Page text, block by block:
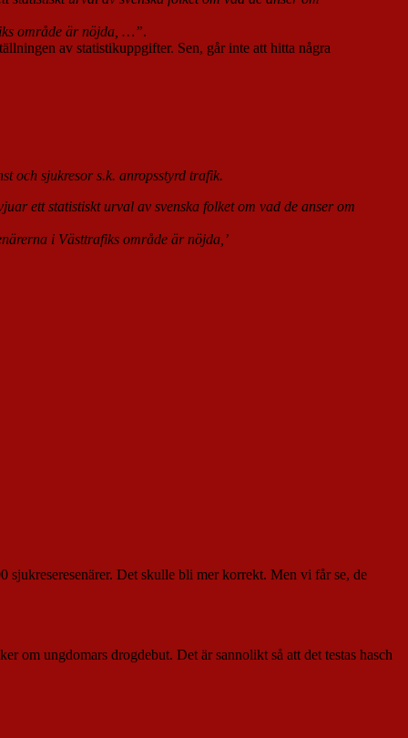
område är nöjda, …”.
av statistikuppgifter. Sen, går inte att hitta några
och sjukresor s.k. anropsstyrd trafik.
ett statistiskt urval av svenska folket om vad de anser om
i Västtrafiks område är nöjda,’
sjukreseresenärer. Det skulle bli mer korrekt. Men vi får se, de
om ungdomars drogdebut. Det är sannolikt så att det testas hasch